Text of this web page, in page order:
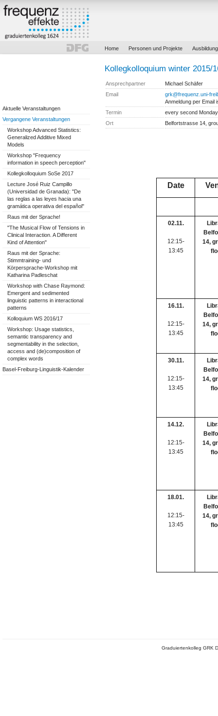
Home Personen und Projekte Ausbildung
Kollegkolloquium winter 2015/
Ansprechpartner
Michael Schäfer
Email
grk@frequenz.uni-
Anmeldung per Email
Termin
every second
Ort
Belfortstrasse 14,
Date
02.11.
12:15-
13:45
14,
16.11.
12:15-
13:45
14,
30.11.
12:15-
13:45
14,
14.12.
12:15-
13:45
14,
18.01.
12:15-
13:45
14,
Aktuelle Veranstaltungen
Vergangene Veranstaltungen
Workshop Advanced Statistics:
Generalized Additive Mixed
Models
Workshop "Frequency
information in speech perception"
Kollegkolloquium SoSe 2017
Lecture José Ruiz Campillo
(Universidad de Granada): "De
las reglas a las leyes hacia una
gramática operativa del español"
Raus mit der Sprache!
"The Musical Flow of Tensions in
Clinical Interaction. A Different
Kind of Attention"
Raus mit der Sprache:
Stimmtraining- und
Körpersprache-Workshop mit
Katharina Padleschat
Workshop with Chase Raymond:
Emergent and sedimented
linguistic patterns in interactional
patterns
Kolloquium WS 2016/17
Workshop: Usage statistics,
semantic transparency and
segmentability in the selection,
access and (de)composition of
complex words
Basel-Freiburg-Linguistik-Kalender
Graduiertenkolleg GRK